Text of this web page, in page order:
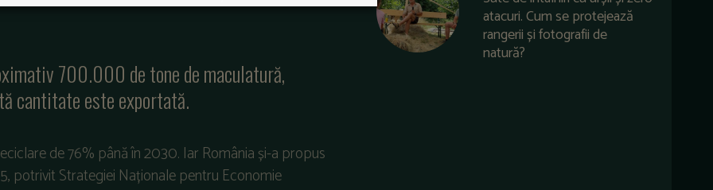
700.000 de tone de maculatură,
cantitate este exportată.
de 76% până în 2030. Iar România și-a propus
potrivit Strategiei Naționale pentru Economie
atacuri. Cum se protejează
rangerii și fotografii de
natură?